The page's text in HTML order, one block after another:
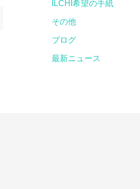
ILCHI希望の手紙
その他
ブログ
最新ニュース